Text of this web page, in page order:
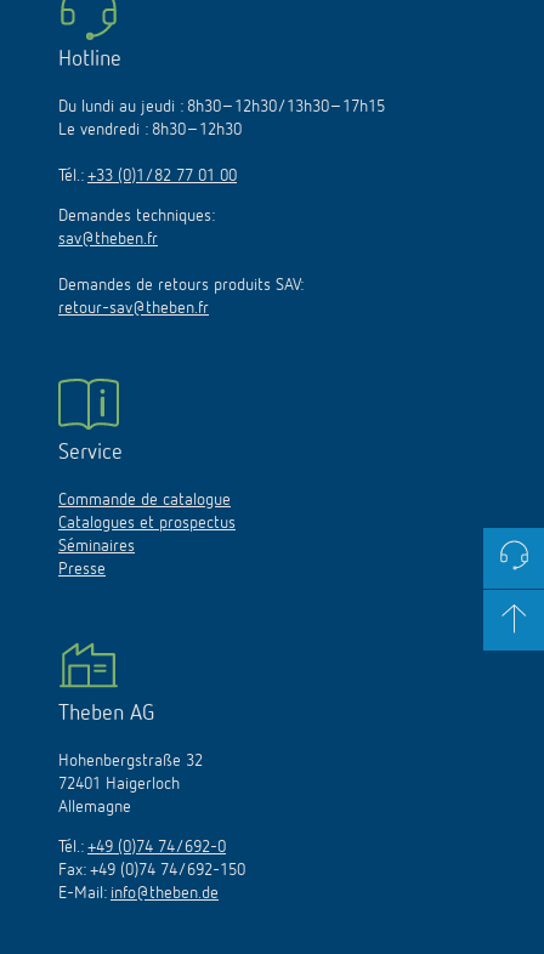
Hotline
Du lundi au jeudi : 8h30–12h30/13h30–17h15
Le vendredi : 8h30–12h30
Tél.: +33 (0)1/82 77 01 00
Demandes techniques:
sav@theben.fr
Demandes de retours produits SAV:
retour-sav@theben.fr
Service
Commande de catalogue
Catalogues et prospectus
Séminaires
Presse
Theben AG
Hohenbergstraße 32
72401 Haigerloch
Allemagne
Tél.: +49 (0)74 74/692-0
Fax: +49 (0)74 74/692-150
E-Mail: info@theben.de